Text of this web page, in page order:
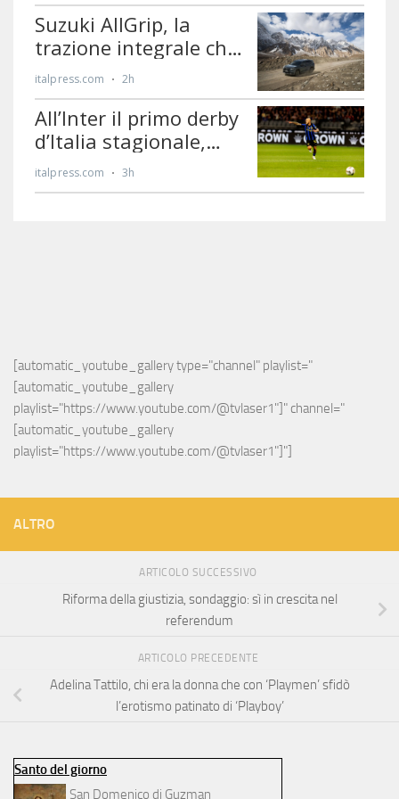
[automatic_youtube_gallery type="channel" playlist="
[automatic_youtube_gallery
playlist="https://www.youtube.com/@tvlaser1"]" channel="
[automatic_youtube_gallery
playlist="https://www.youtube.com/@tvlaser1"]"]
ALTRO
ARTICOLO SUCCESSIVO
Riforma della giustizia, sondaggio: sì in crescita nel
referendum
ARTICOLO PRECEDENTE
Adelina Tattilo, chi era la donna che con ‘Playmen’ sfidò
l’erotismo patinato di ‘Playboy’
Santo del giorno
San Domenico di Guzman